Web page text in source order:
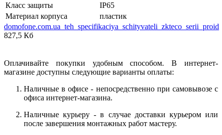
Класс защиты
IP65
Материал корпуса
пластик
domofone.com.ua_teh_specifikaciya_schityvateli_zkteco_serii_proid
827,5 Кб
Оплачивайте покупки удобным способом. В интернет-
магазине доступны следующие варианты оплаты:
Наличные в офисе - непосредственно при самовывозе с
офиса интернет-магазина.
Наличные курьеру - в случае доставки курьером или
после завершения монтажных работ мастеру.